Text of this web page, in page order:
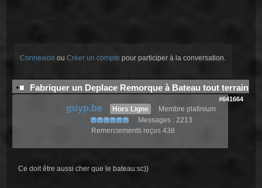
Connexion ouCréer un compte pour participer à la conversation.
Fabriquer un Deplace Remorque à Bateau tout terrain
#641664
guyp.be Hors Ligne
Membre platinium
Messages : 2213
Remerciements reçus 438
Ce doit être aussi cher que le bateau:sc))